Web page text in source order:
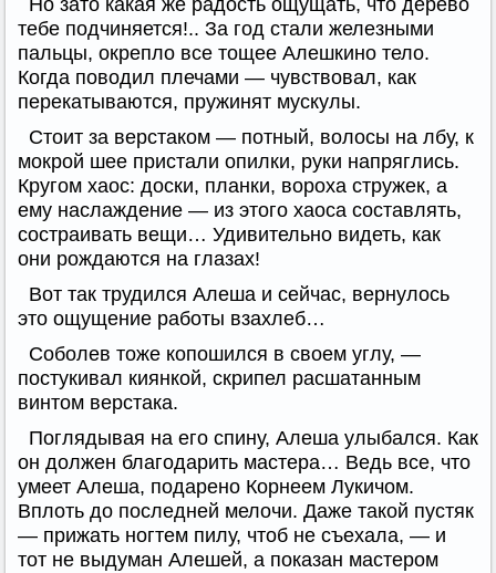
Но зато какая же радость ощущать, что дерево
тебе подчиняется!.. За год стали железными
пальцы, окрепло все тощее Алешкино тело.
Когда поводил плечами — чувствовал, как
перекатываются, пружинят мускулы.
Стоит за верстаком — потный, волосы на лбу, к
мокрой шее пристали опилки, руки напряглись.
Кругом хаос: доски, планки, вороха стружек, а
ему наслаждение — из этого хаоса составлять,
состраивать вещи… Удивительно видеть, как
они рождаются на глазах!
Вот так трудился Алеша и сейчас, вернулось
это ощущение работы взахлеб…
Соболев тоже копошился в своем углу, —
постукивал киянкой, скрипел расшатанным
винтом верстака.
Поглядывая на его спину, Алеша улыбался. Как
он должен благодарить мастера… Ведь все, что
умеет Алеша, подарено Корнеем Лукичом.
Вплоть до последней мелочи. Даже такой пустяк
— прижать ногтем пилу, чтоб не съехала, — и
тот не выдуман Алешей, а показан мастером